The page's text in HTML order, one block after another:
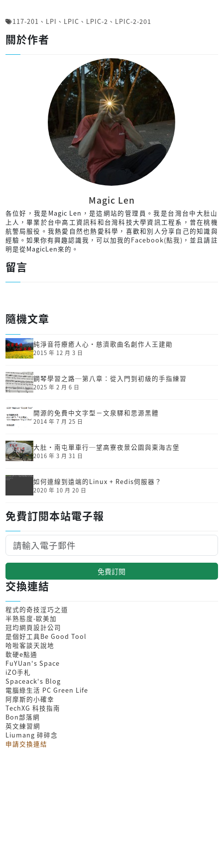
117-201 、 LPI 、 LPIC 、 LPIC-2 、 LPIC-2-201
關於作者
Magic Len
各位好，我是Magic Len，是這網站的管理員。我是台灣台中大肚山
上人，畢業於台中高工資訊科和台灣科技大學資訊工程系，曾在桃機
航警局服役。我熱愛自然也熱愛科學，喜歡和別人分享自己的知識與
經驗。如果你有興趣認識我，可以加我的Facebook(點我) ，並且請註
明是從MagicLen來的。
留言
隨機文章
純淨音符療癒人心‧慈濟歌曲名創作人王建勛
2015 年 12 月 3 日
鋼琴學習之路─第八章：從入門到初級的手指練習
2025 年 2 月 6 日
開源的免費中文字型－文泉驛和思源黑體
2014 年 7 月 25 日
大肚‧南屯單車行─望高寮夜景公園與東海古堡
2016 年 3 月 31 日
如何連線到遠端的Linux + Redis伺服器？
2020 年 10 月 20 日
免費訂閱本站電子報
免費訂閱
交換連結
程式的奇技淫巧之道
半熟態度-歐美加
冠均網頁設計公司
是個好工具Be Good Tool
哈啦客談天說地
軟硬e點通
FuYUan's Space
iZO手札
Spaceack's Blog
電腦綠生活 PC Green Life
阿摩斯的小確幸
TechXG 科技指南
Bon部落網
英文練習網
Liumang 碎碎念
申請交換連結